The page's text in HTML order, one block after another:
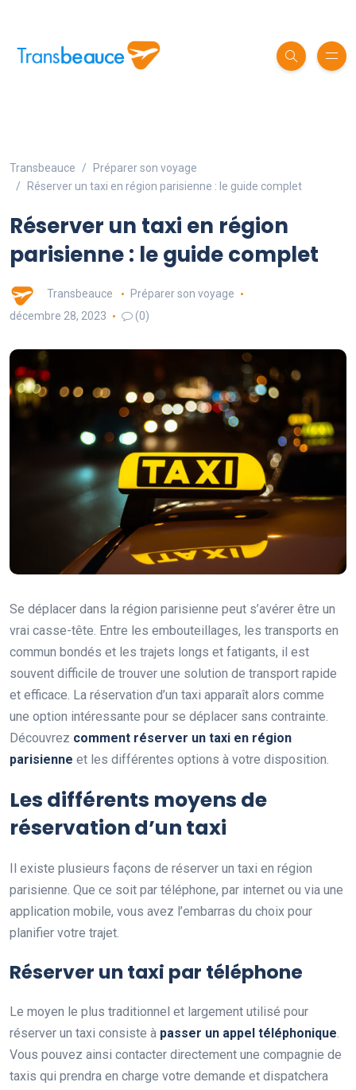
Transbeauce
Préparer son voyage
Réserver un taxi en région parisienne : le guide complet
Réserver un taxi en région
parisienne : le guide complet
Transbeauce
Préparer son voyage
décembre 28, 2023
(0)
Se déplacer dans la région parisienne peut s’avérer être un
vrai casse-tête. Entre les embouteillages, les transports en
commun bondés et les trajets longs et fatigants, il est
souvent difficile de trouver une solution de transport rapide
et efficace. La réservation d’un taxi apparaît alors comme
une option intéressante pour se déplacer sans contrainte.
Découvrez comment réserver un taxi en région
parisienne et les différentes options à votre disposition.
Les différents moyens de
réservation d’un taxi
Il existe plusieurs façons de réserver un taxi en région
parisienne. Que ce soit par téléphone, par internet ou via une
application mobile, vous avez l’embarras du choix pour
planifier votre trajet.
Réserver un taxi par téléphone
Le moyen le plus traditionnel et largement utilisé pour
réserver un taxi consiste à passer un appel téléphonique
Vous pouvez ainsi contacter directement une compagnie de
taxis qui prendra en charge votre demande et dispatchera